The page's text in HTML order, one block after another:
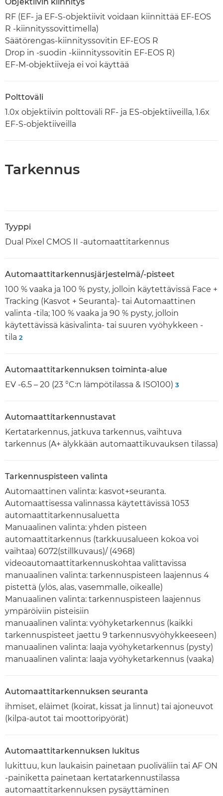
RF (EF- ja EF-S-objektiivit voidaan kiinnittää EF-EOS
R -kiinnityssovittimella)
Säätörengas-kiinnityssovitin EF-EOS R
Drop in -suodin -kiinnityssovitin EF-EOS R)
EF-M-objektiiveja ei voi käyttää
Polttoväli
1.0x objektiivin polttoväli RF- ja ES-objektiiveilla, 1.6x
EF-S-objektiiveilla
Tarkennus
Tyyppi
Dual Pixel CMOS II -automaattitarkennus
Automaattitarkennusjärjestelmä/-pisteet
100 % vaaka ja 100 % pysty, jolloin käytettävissä Face +
Tracking (Kasvot + Seuranta)- tai Automaattinen
valinta -tila; 100 % vaaka ja 90 % pysty, jolloin
käytettävissä käsivalinta- tai suuren vyöhykkeen -
tila 2
Automaattitarkennuksen toiminta-alue
EV -6.5 – 20 (23 °C:n lämpötilassa & ISO100) 3
Automaattitarkennustavat
Kertatarkennus, jatkuva tarkennus, vaihtuva
tarkennus (A+ älykkään automaattikuvauksen tilassa)
Tarkennuspisteen valinta
Automaattinen valinta: kasvot+seuranta.
Automaattisessa valinnassa käytettävissä 1053
automaattitarkennusaluetta
Manuaalinen valinta: yhden pisteen
automaattitarkennus (tarkkuusalueen kokoa voi
vaihtaa) 6072(stillkuvaus)/ (4968)
videoautomaattitarkennuskohtaa valittavissa
manuaalinen valinta: tarkennuspisteen laajennus 4
pistettä (ylös, alas, vasemmalle, oikealle)
Manuaalinen valinta: tarkennuspisteen laajennus
ympäröiviin pisteisiin
manuaalinen valinta: vyöhyketarkennus (kaikki
tarkennuspisteet jaettu 9 tarkennusvyöhykkeeseen)
manuaalinen valinta: laaja vyöhyketarkennus (pysty)
manuaalinen valinta: laaja vyöhyketarkennus (vaaka)
Automaattitarkennuksen seuranta
ihmiset, eläimet (koirat, kissat ja linnut) tai ajoneuvot
(kilpa-autot tai moottoripyörät)
Automaattitarkennuksen lukitus
lukittuu, kun laukaisin painetaan puoliväliin tai AF ON
-painiketta painetaan kertatarkennustilassa
automaattitarkennuksen pysäyttäminen